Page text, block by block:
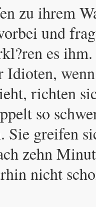
zu ihrem
und
es
Idioten,
richten
so
Sie greifen
zehn
nicht